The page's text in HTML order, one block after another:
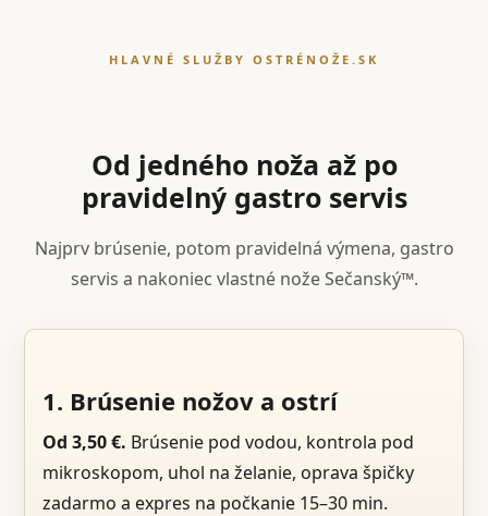
HLAVNÉ SLUŽBY OSTRÉNOŽE.SK
Od jedného noža až po
pravidelný gastro servis
Najprv brúsenie, potom pravidelná výmena, gastro
servis a nakoniec vlastné nože Sečanský™.
1. Brúsenie nožov a ostrí
Od 3,50 €. Brúsenie pod vodou, kontrola pod
mikroskopom, uhol na želanie, oprava špičky
zadarmo a expres na počkanie 15–30 min.